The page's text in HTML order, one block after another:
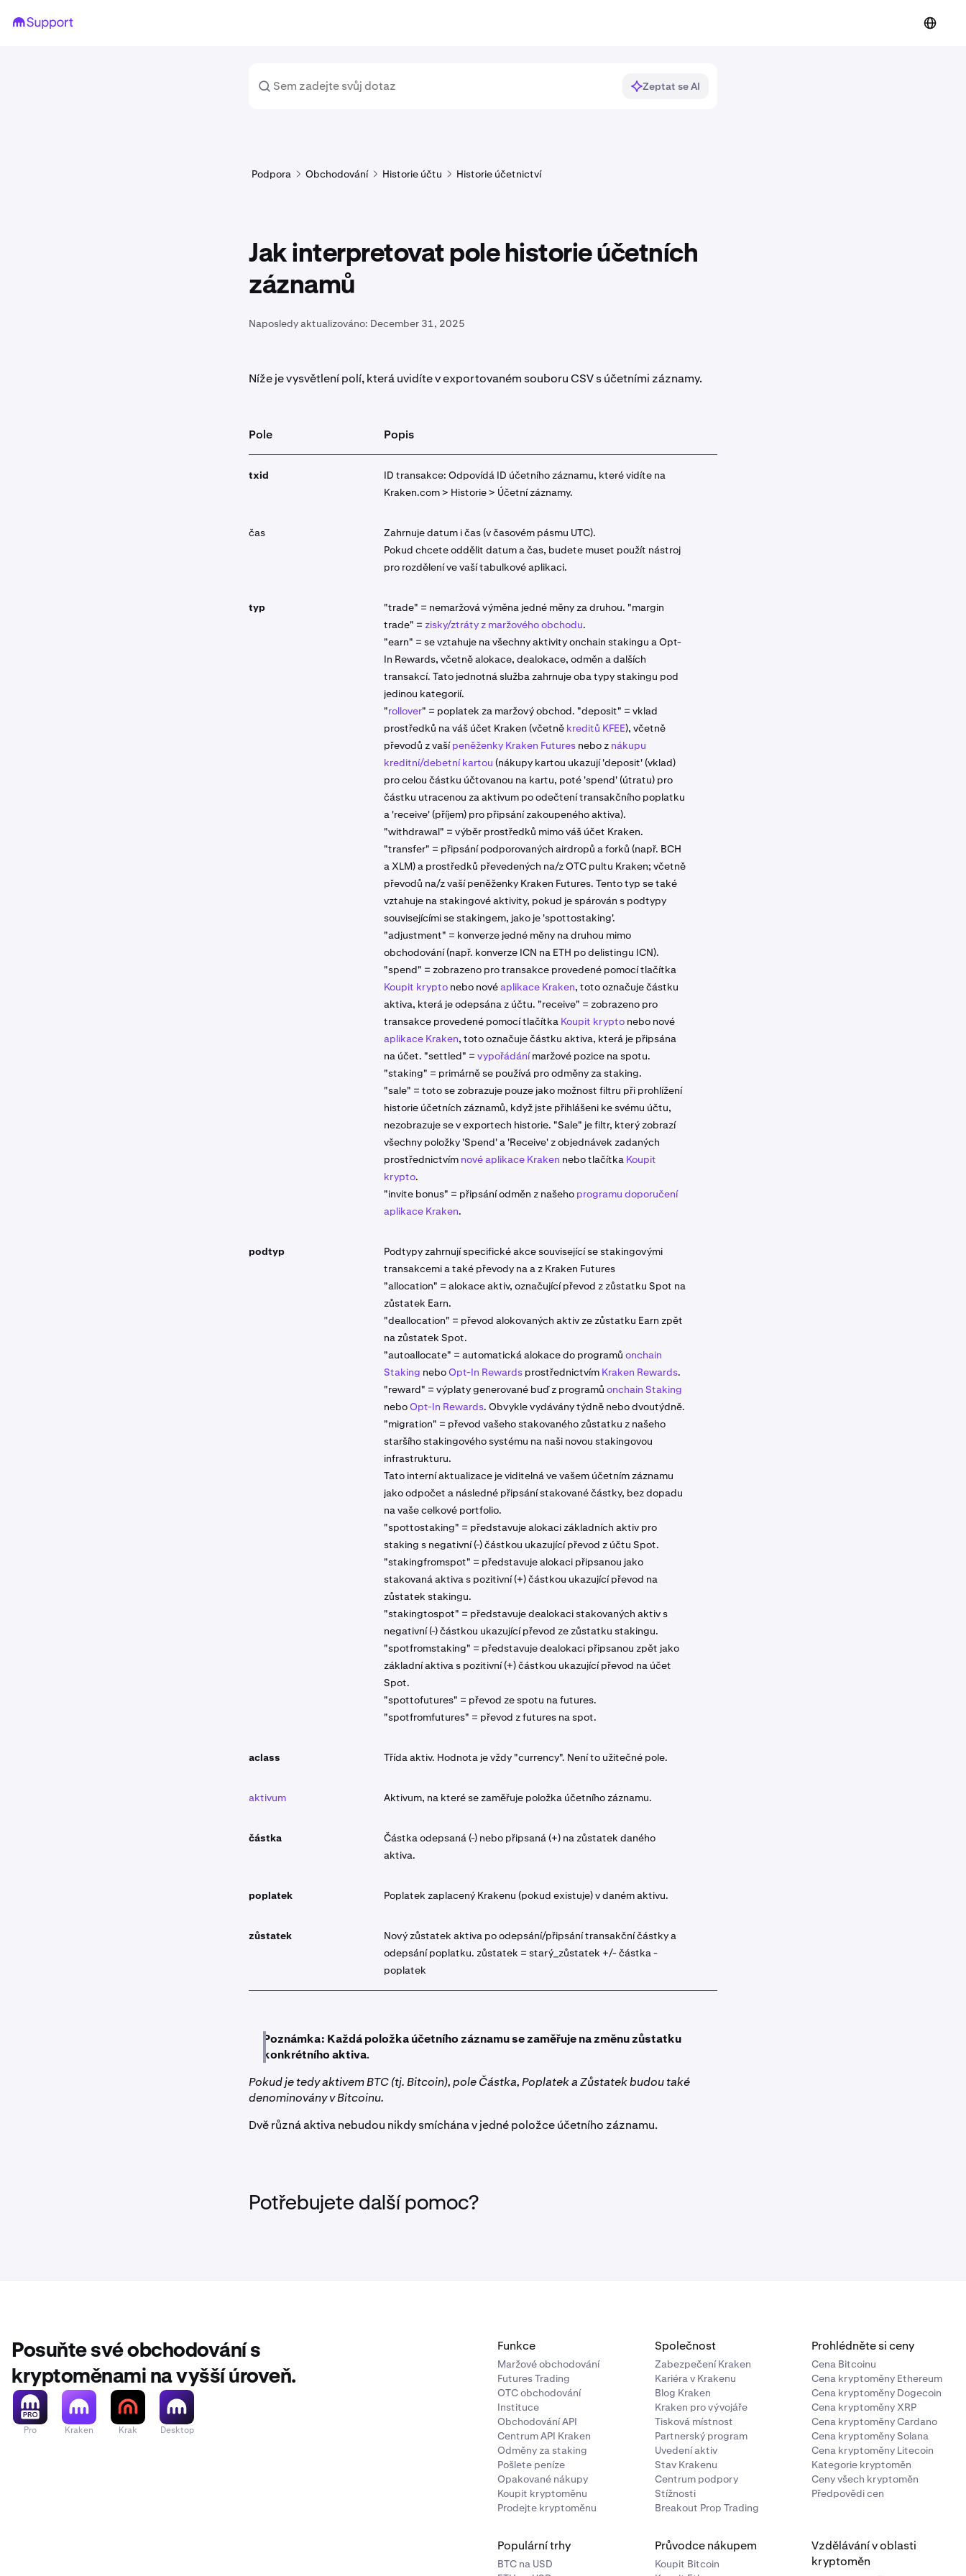
Zeptat se AI
Podpora Obchodování Historie účtu Historie účetnictví
Jak interpretovat pole historie účetních
záznamů
Naposledy aktualizováno: December 31, 2025
Níže je vysvětlení polí, která uvidíte v exportovaném souboru CSV s účetními záznamy.
Pole Popis
txid
ID transakce: Odpovídá ID účetního záznamu, které vidíte na
Kraken.com > Historie > Účetní záznamy.
čas
Zahrnuje datum i čas (v časovém pásmu UTC).
Pokud chcete oddělit datum a čas, budete muset použít nástroj
pro rozdělení ve vaší tabulkové aplikaci.
typ
"trade" = nemaržová výměna jedné měny za druhou. "margin
trade" = zisky/ztráty z maržového obchodu.
"earn" = se vztahuje na všechny aktivity onchain stakingu a Opt-
In Rewards, včetně alokace, dealokace, odměn a dalších
transakcí. Tato jednotná služba zahrnuje oba typy stakingu pod
jedinou kategorií.
"rollover" = poplatek za maržový obchod. "deposit" = vklad
prostředků na váš účet Kraken (včetně kreditů KFEE), včetně
převodů z vašípeněženky Kraken Futures nebo z nákupu
kreditní/debetní kartou (nákupy kartou ukazují 'deposit' (vklad)
pro celou částku účtovanou na kartu, poté 'spend' (útratu) pro
částku utracenou za aktivum po odečtení transakčního poplatku
a 'receive' (příjem) pro připsání zakoupeného aktiva).
"withdrawal" = výběr prostředků mimo váš účet Kraken.
"transfer" = připsání podporovaných airdropů a forků (např. BCH
a XLM) a prostředků převedených na/z OTC pultu Kraken; včetně
převodů na/z vaší peněženky Kraken Futures. Tento typ se také
vztahuje na stakingové aktivity, pokud je spárován s podtypy
souvisejícími se stakingem, jako je 'spottostaking'.
"adjustment" = konverze jedné měny na druhou mimo
obchodování (např. konverze ICN na ETH po delistingu ICN).
"spend" = zobrazeno pro transakce provedené pomocí tlačítka
Koupit krypto nebo novéaplikace Kraken, toto označuje částku
aktiva, která je odepsána z účtu. "receive" = zobrazeno pro
transakce provedené pomocí tlačítka Koupit krypto nebo nové
aplikace Kraken, toto označuje částku aktiva, která je připsána
na účet. "settled" = vypořádánímaržové pozice na spotu.
"staking" = primárně se používá pro odměny za staking.
"sale" = toto se zobrazuje pouze jako možnost filtru při prohlížení
historie účetních záznamů, když jste přihlášeni ke svému účtu,
nezobrazuje se v exportech historie. "Sale" je filtr, který zobrazí
všechny položky 'Spend' a 'Receive' z objednávek zadaných
prostřednictvím nové aplikace Kraken nebo tlačítka Koupit
krypto.
"invite bonus" = připsání odměn z našeho programu doporučení
aplikace Kraken.
podtyp
Podtypy zahrnují specifické akce související se stakingovými
transakcemi a také převody na a z Kraken Futures
"allocation" = alokace aktiv, označující převod z zůstatku Spot na
zůstatek Earn.
"deallocation" = převod alokovaných aktiv ze zůstatku Earn zpět
na zůstatek Spot.
"autoallocate" = automatická alokace do programů onchain
Staking neboOpt-In Rewards prostřednictvím Kraken Rewards.
"reward" = výplaty generované buď z programů onchain Staking
neboOpt-In Rewards. Obvykle vydávány týdně nebo dvoutýdně.
"migration" = převod vašeho stakovaného zůstatku z našeho
staršího stakingového systému na naši novou stakingovou
infrastrukturu.
Tato interní aktualizace je viditelná ve vašem účetním záznamu
jako odpočet a následné připsání stakované částky, bez dopadu
na vaše celkové portfolio.
"spottostaking" = představuje alokaci základních aktiv pro
staking s negativní (-) částkou ukazující převod z účtu Spot.
"stakingfromspot" = představuje alokaci připsanou jako
stakovaná aktiva s pozitivní (+) částkou ukazující převod na
zůstatek stakingu.
"stakingtospot" = představuje dealokaci stakovaných aktiv s
negativní (-) částkou ukazující převod ze zůstatku stakingu.
"spotfromstaking" = představuje dealokaci připsanou zpět jako
základní aktiva s pozitivní (+) částkou ukazující převod na účet
Spot.
"spottofutures" = převod ze spotu na futures.
"spotfromfutures" = převod z futures na spot.
aclass Třída aktiv. Hodnota je vždy "currency". Není to užitečné pole.
aktivum Aktivum, na které se zaměřuje položka účetního záznamu.
částka
Částka odepsaná (-) nebo připsaná (+) na zůstatek daného
aktiva.
poplatek Poplatek zaplacený Krakenu (pokud existuje) v daném aktivu.
zůstatek
Nový zůstatek aktiva po odepsání/připsání transakční částky a
odepsání poplatku. zůstatek = starý_zůstatek +/- částka -
poplatek
Poznámka: Každá položka účetního záznamu se zaměřuje na změnu zůstatku
konkrétního aktiva.
Pokud je tedy aktivem BTC (tj. Bitcoin), pole Částka, Poplatek a Zůstatek budou také
denominovány v Bitcoinu.
Dvě různá aktiva nebudou nikdy smíchána v jedné položce účetního záznamu.
Potřebujete další pomoc?
Posuňte své obchodování s
kryptoměnami na vyšší úroveň.
Pro Kraken Krak Desktop
Funkce
Maržové obchodování
Futures Trading
OTC obchodování
Instituce
Obchodování API
Centrum API Kraken
Odměny za staking
Pošlete peníze
Opakované nákupy
Koupit kryptoměnu
Prodejte kryptoměnu
Společnost
Zabezpečení Kraken
Kariéra v Krakenu
Blog Kraken
Kraken pro vývojáře
Tisková místnost
Partnerský program
Uvedení aktiv
Stav Krakenu
Centrum podpory
Stížnosti
Breakout Prop Trading
Prohlédněte si ceny
Cena Bitcoinu
Cena kryptoměny Ethereum
Cena kryptoměny Dogecoin
Cena kryptoměny XRP
Cena kryptoměny Cardano
Cena kryptoměny Solana
Cena kryptoměny Litecoin
Kategorie kryptoměn
Ceny všech kryptoměn
Předpovědi cen
Populární trhy
BTC na USD
Průvodce nákupem
Koupit Bitcoin
Vzdělávání v oblasti
kryptoměn